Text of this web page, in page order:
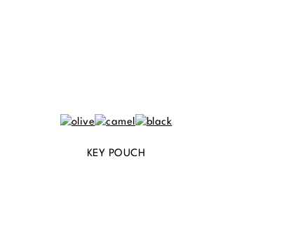
KEY POUCH